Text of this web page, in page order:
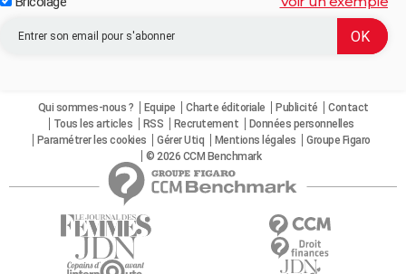
Qui sommes-nous ? Equipe Charte éditoriale Publicité
Contact
Tous les articles
RSS Recrutement
Données personnelles
Paramétrer les cookies
Gérer Utiq Mentions légales
Groupe Figaro
© 2026 CCM Benchmark